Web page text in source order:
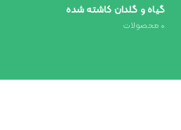
گیاه و گلدان کاشته شده
۰ محصولات